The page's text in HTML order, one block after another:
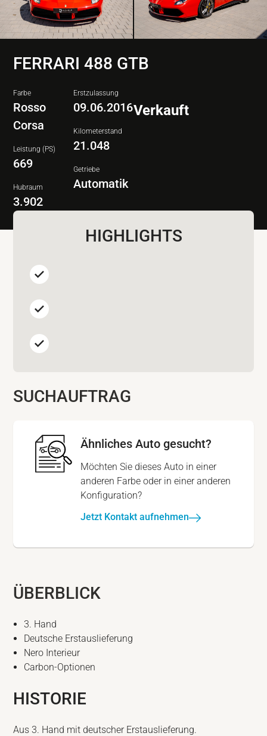
FERRARI 488 GTB
Farbe
Rosso
Corsa
Leistung (PS)
669
Hubraum
3.902
Erstzulassung
09.06.2016
Kilometerstand
21.048
Getriebe
Automatik
Verkauft
HIGHLIGHTS
SUCHAUFTRAG
Ähnliches Auto gesucht?
Möchten Sie dieses Auto in einer
anderen Farbe oder in einer anderen
Konfiguration?
Jetzt Kontakt aufnehmen
ÜBERBLICK
3. Hand
Deutsche Erstauslieferung
Nero Interieur
Carbon-Optionen
HISTORIE
Aus 3. Hand mit deutscher Erstauslieferung.